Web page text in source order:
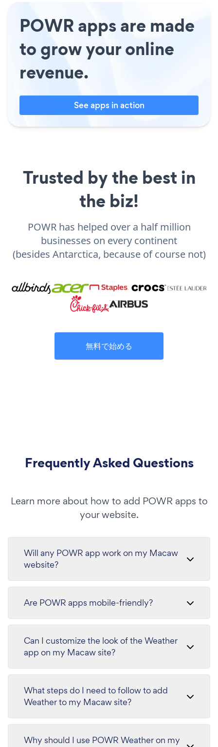
POWR apps are made
to grow your online
revenue.
See apps in action
Trusted by the best in
the biz!
POWR has helped over a half million
businesses on every continent
(besides Antarctica, because of course not)
無料で始める
Frequently Asked Questions
Learn more about how to add POWR apps to
your website.
Will any POWR app work on my Macaw
website?
Are POWR apps mobile-friendly?
Can I customize the look of the Weather
app on my Macaw site?
What steps do I need to follow to add
Weather to my Macaw site?
Why should I use POWR Weather on my